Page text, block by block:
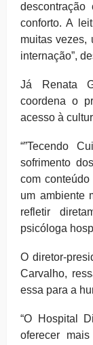
conforto. A
muitas vezes,
internação”,
Já Renata
coordena o
acesso à
“”Tecendo
sofrimento
com
um ambiente
refletir
psicóloga
O diretor-
Carvalho,
essa para a
“O Hospital
oferecer